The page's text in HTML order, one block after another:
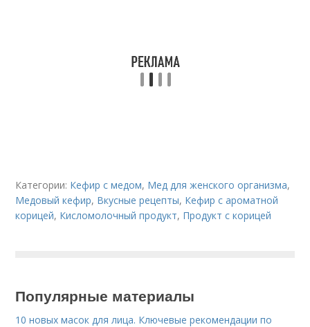
Категории: Кефир с медом, Мед для женского организма,
Медовый кефир, Вкусные рецепты, Кефир с ароматной
корицей, Кисломолочный продукт, Продукт с корицей
Популярные материалы
10 новых масок для лица. Ключевые рекомендации по